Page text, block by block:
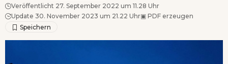
Veröffentlicht 27. September 2022 um 11.28 Uhr
Update 30. November 2023 um 21.22 Uhr▣ PDF erzeugen